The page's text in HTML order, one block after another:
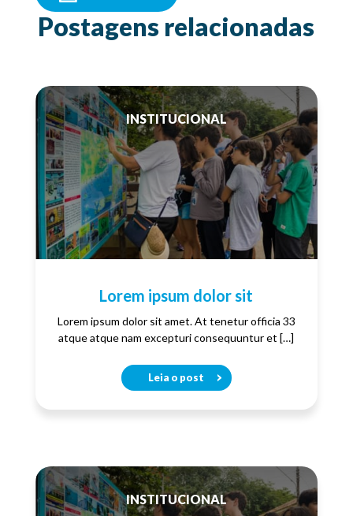
Postagens relacionadas
INSTITUCIONAL
Lorem ipsum dolor sit
Lorem ipsum dolor sit amet. At tenetur officia 33
atque atque nam excepturi consequuntur et […]
Leia o post
INSTITUCIONAL